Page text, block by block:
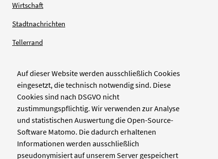
Auf dieser Website werden ausschließlich Cookies
eingesetzt, die technisch notwendig sind. Diese
Cookies sind nach DSGVO nicht
zustimmungspflichtig. Wir verwenden zur Analyse
und statistischen Auswertung die Open-Source-
Software Matomo. Die dadurch erhaltenen
Informationen werden ausschließlich
pseudonymisiert auf unserem Server gespeichert
Wirtschaft
Stadtnachrichten
Tellerrand
Verlag
Zellwerk GmbH & Co KG
Pinienstraße 2
40233 Düsseldorf
www.zellwerk.com